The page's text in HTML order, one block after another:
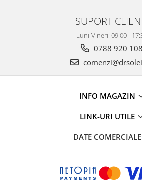
SUPORT
Luni-Vineri: 09:00 -
0788 920 108
INFO MAGAZIN
LINK-URI UTILE
DATE COMERCIALE